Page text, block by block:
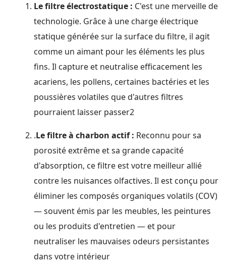
Le filtre électrostatique : C'est une merveille de
technologie. Grâce à une charge électrique
statique générée sur la surface du filtre, il agit
comme un aimant pour les éléments les plus
fins. Il capture et neutralise efficacement les
acariens, les pollens, certaines bactéries et les
poussières volatiles que d'autres filtres
pourraient laisser passer2
.Le filtre à charbon actif : Reconnu pour sa
porosité extrême et sa grande capacité
d'absorption, ce filtre est votre meilleur allié
contre les nuisances olfactives. Il est conçu pour
éliminer les composés organiques volatils (COV)
— souvent émis par les meubles, les peintures
ou les produits d'entretien — et pour
neutraliser les mauvaises odeurs persistantes
dans votre intérieur